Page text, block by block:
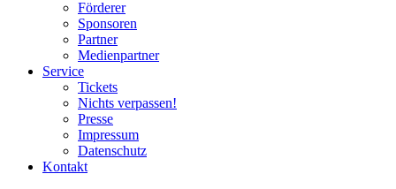
Förderer
Sponsoren
Partner
Medienpartner
Service
Tickets
Nichts verpassen!
Presse
Impressum
Datenschutz
Kontakt